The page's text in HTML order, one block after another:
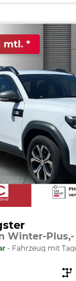
mtl.
Fahrzeug mit
Getriebe